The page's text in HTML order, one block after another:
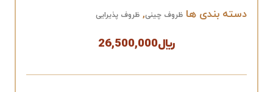
دسته بندی ها ظروف چینی, ظروف پذیرایی
﷼26,500,000